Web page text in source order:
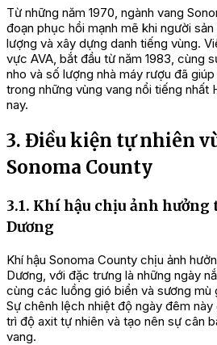
Từ những năm 1970, ngành vang
đoạn phục hồi mạnh mẽ khi người
lượng và xây dựng danh tiếng vùng.
vực AVA, bắt đầu từ năm 1983, cùng
nho và số lượng nhà máy rượu đã
trong những vùng vang nổi tiếng nhất
nay.
3. Điều kiện tự nhiên
Sonoma County
3.1. Khí hậu chịu ảnh
Dương
Khí hậu Sonoma County chịu ảnh
Dương, với đặc trưng là những ngày
cùng các luồng gió biển và sương mù
Sự chênh lệch nhiệt độ ngày đêm
trì độ axit tự nhiên và tạo nên sự cân
vang.